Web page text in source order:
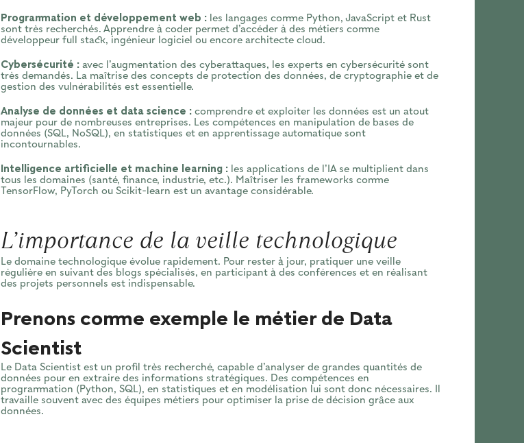
Programmation et développement web :les langages comme Python, JavaScript et Rust
sont très recherchés. Apprendre à coder permet d’accéder à des métiers comme
développeur full stack, ingénieur logiciel ou encore architecte cloud.
Cybersécurité :avec l’augmentation des cyberattaques, les experts en cybersécurité sont
très demandés. La maîtrise des concepts de protection des données, de cryptographie et de
gestion des vulnérabilités est essentielle.
Analyse de données et data science :comprendre et exploiter les données est un atout
majeur pour de nombreuses entreprises. Les compétences en manipulation de bases de
données (SQL, NoSQL), en statistiques et en apprentissage automatique sont
incontournables.
Intelligence artificielle et machine learning :les applications de l’IA se multiplient dans
tous les domaines (santé, finance, industrie, etc.). Maîtriser les frameworks comme
TensorFlow, PyTorch ou Scikit-learn est un avantage considérable.
L’importance de la veille technologique
Le domaine technologique évolue rapidement. Pour rester à jour, pratiquer une veille
régulière en suivant des blogs spécialisés, en participant à des conférences et en réalisant
des projets personnels est indispensable.
Prenons comme exemple le métier de Data
Scientist
Le Data Scientist est un profil très recherché, capable d’analyser de grandes quantités de
données pour en extraire des informations stratégiques. Des compétences en
programmation (Python, SQL), en statistiques et en modélisation lui sont donc nécessaires. Il
travaille souvent avec des équipes métiers pour optimiser la prise de décision grâce aux
données.